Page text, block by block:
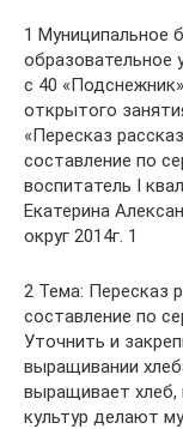
1 Муниципальное
образовательное
с 40
открытого
«Пересказ
составление по
воспитатель I
Екатерина
округ 2014г. 1
2 Тема: Пересказ
составление по
Уточнить и
выращивании
выращивает хлеб,
культур делают